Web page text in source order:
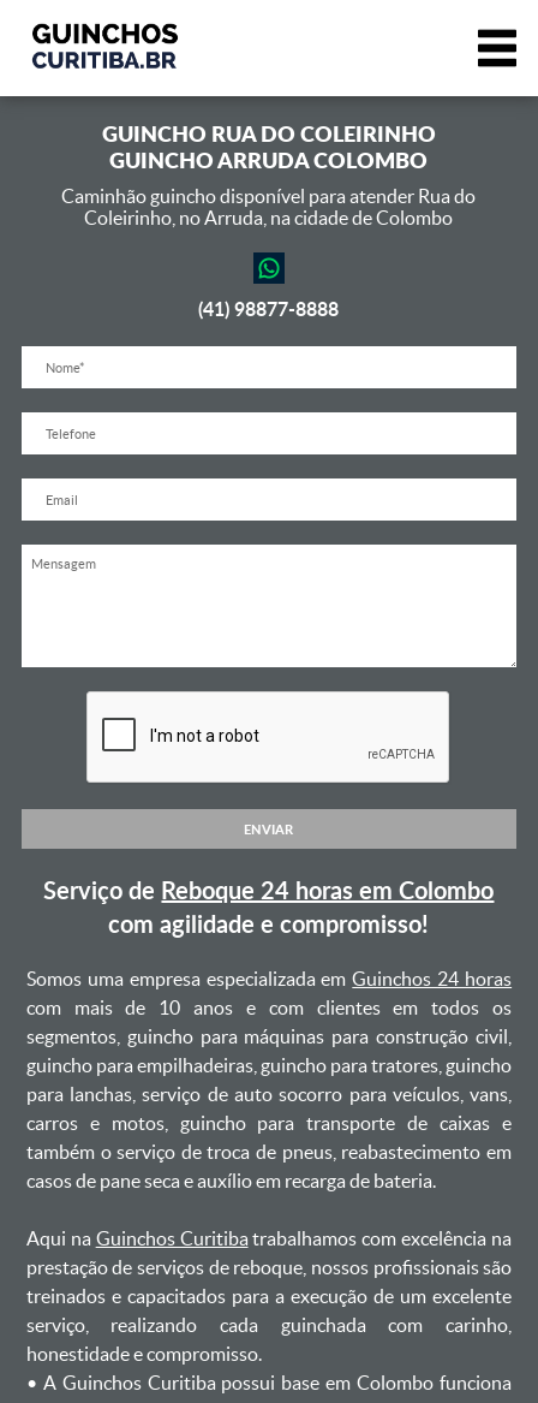
GUINCHO RUA DO COLEIRINHO
GUINCHO ARRUDA COLOMBO
Caminhão guincho disponível para atender Rua do
Coleirinho, no Arruda, na cidade de Colombo
(41) 98877-8888
ENVIAR
Serviço de Reboque 24 horas em Colombo
com agilidade e compromisso!
Somos uma empresa especializada emGuinchos 24 horas
com mais de 10 anos e com clientes em todos os
segmentos, guincho para máquinas para construção civil,
guincho para empilhadeiras, guincho para tratores, guincho
para lanchas, serviço de auto socorro para veículos, vans,
carros e motos, guincho para transporte de caixas e
também o serviço de troca de pneus, reabastecimento em
casos de pane seca e auxílio em recarga de bateria. ㅤㅤ
Aqui na Guinchos Curitiba trabalhamos com excelência na
prestação de serviços de reboque, nossos profissionais são
treinados e capacitados para a execução de um excelente
serviço, realizando cada guinchada com carinho,
honestidade e compromisso.
ㅤㅤ• A Guinchos Curitiba possui base em Colombo funciona